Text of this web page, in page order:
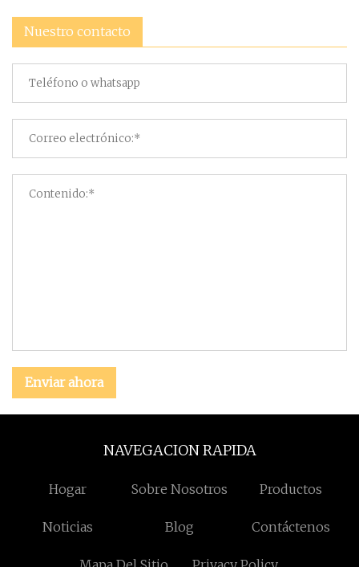
Nuestro contacto
Enviar ahora
NAVEGACION RAPIDA
Hogar Sobre Nosotros Productos
Noticias Blog Contáctenos